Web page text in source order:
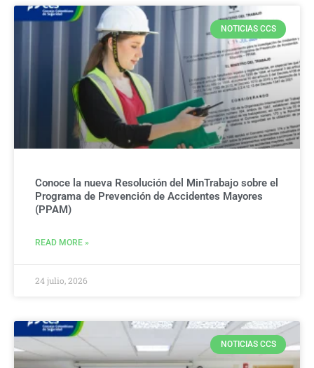
NOTICIAS CCS
Conoce la nueva Resolución del MinTrabajo sobre el
Programa de Prevención de Accidentes Mayores
(PPAM)
READ MORE »
24 julio, 2026
NOTICIAS CCS